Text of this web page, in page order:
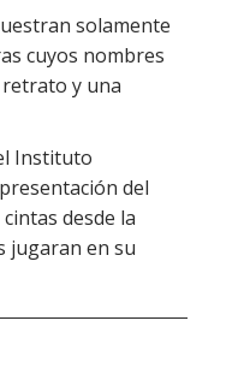
solamente
cuyos nombres
y una
Instituto
del
desde la
jugaran en su